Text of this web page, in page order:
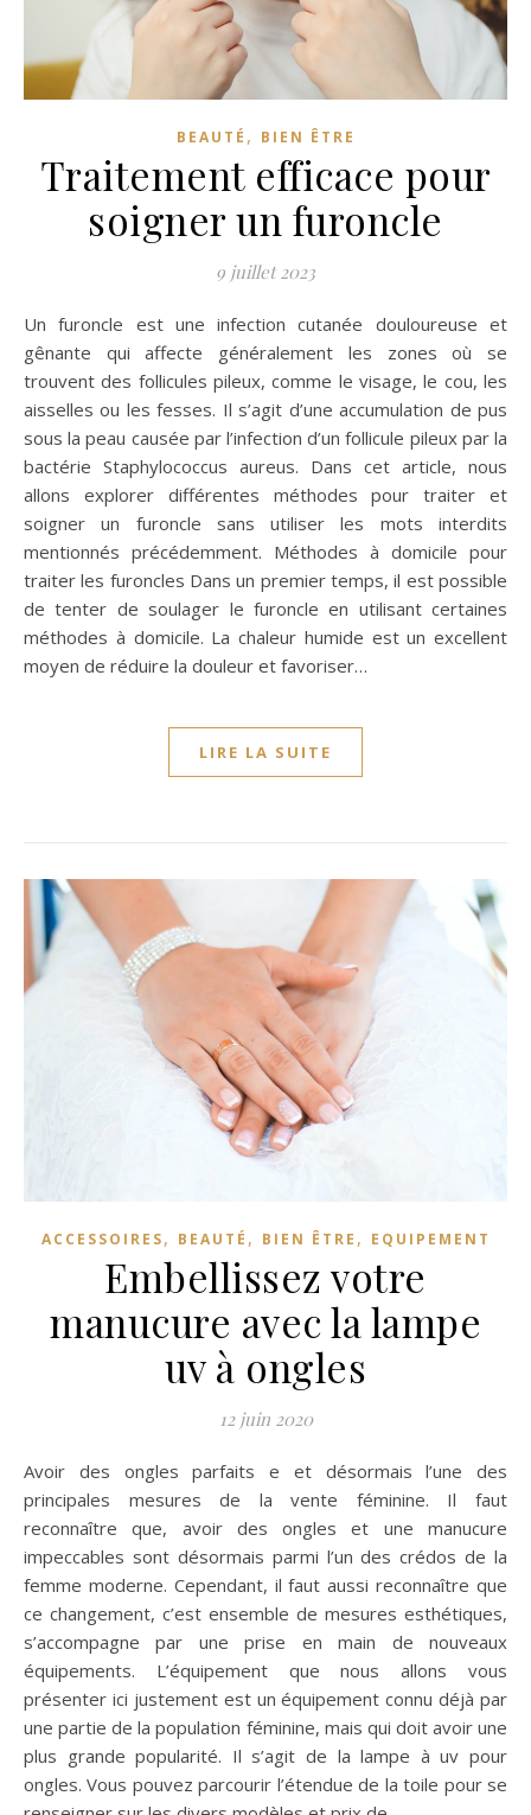
BEAUTÉ , BIEN ÊTRE
Traitement efficace pour
soigner un furoncle
9 juillet 2023
Un furoncle est une infection cutanée douloureuse et
gênante qui affecte généralement les zones où se
trouvent des follicules pileux, comme le visage, le cou, les
aisselles ou les fesses. Il s’agit d’une accumulation de pus
sous la peau causée par l’infection d’un follicule pileux par la
bactérie Staphylococcus aureus. Dans cet article, nous
allons explorer différentes méthodes pour traiter et
soigner un furoncle sans utiliser les mots interdits
mentionnés précédemment. Méthodes à domicile pour
traiter les furoncles Dans un premier temps, il est possible
de tenter de soulager le furoncle en utilisant certaines
méthodes à domicile. La chaleur humide est un excellent
moyen de réduire la douleur et favoriser…
LIRE LA SUITE
ACCESSOIRES, BEAUTÉ , BIEN ÊTRE , EQUIPEMENT
Embellissez votre
manucure avec la lampe
uv à ongles
12 juin 2020
Avoir des ongles parfaits e et désormais l’une des
principales mesures de la vente féminine. Il faut
reconnaître que, avoir des ongles et une manucure
impeccables sont désormais parmi l’un des crédos de la
femme moderne. Cependant, il faut aussi reconnaître que
ce changement, c’est ensemble de mesures esthétiques,
s’accompagne par une prise en main de nouveaux
équipements. L’équipement que nous allons vous
présenter ici justement est un équipement connu déjà par
une partie de la population féminine, mais qui doit avoir une
plus grande popularité. Il s’agit de la lampe à uv pour
ongles. Vous pouvez parcourir l’étendue de la toile pour se